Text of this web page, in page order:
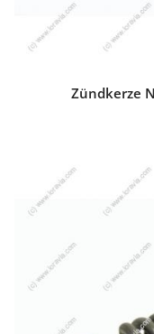
Zündkerze